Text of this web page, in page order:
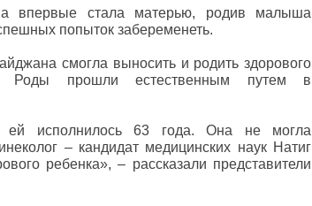
впервые стала матерью, родив малыша
попыток забеременеть.
смогла выносить и родить здорового
Роды прошли естественным путем в
ей исполнилось 63 года. Она не могла
– кандидат медицинских наук Натиг
ребенка», – рассказали представители